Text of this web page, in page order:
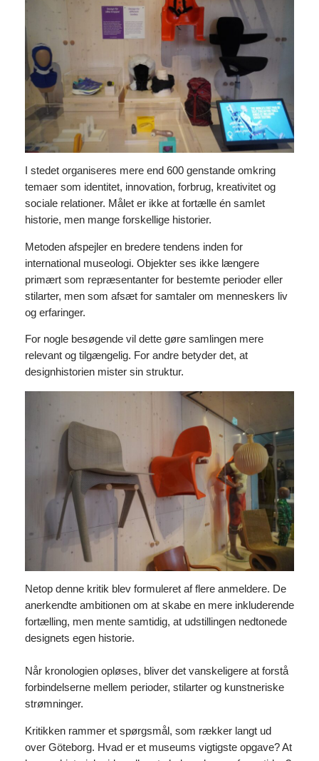
I stedet organiseres mere end 600 genstande omkring
temaer som identitet, innovation, forbrug, kreativitet og
sociale relationer. Målet er ikke at fortælle én samlet
historie, men mange forskellige historier.
Metoden afspejler en bredere tendens inden for
international museologi. Objekter ses ikke længere
primært som repræsentanter for bestemte perioder eller
stilarter, men som afsæt for samtaler om menneskers liv
og erfaringer.
For nogle besøgende vil dette gøre samlingen mere
relevant og tilgængelig. For andre betyder det, at
designhistorien mister sin struktur.
Netop denne kritik blev formuleret af flere anmeldere. De
anerkendte ambitionen om at skabe en mere inkluderende
fortælling, men mente samtidig, at udstillingen nedtonede
designets egen historie.
Når kronologien opløses, bliver det vanskeligere at forstå
forbindelserne mellem perioder, stilarter og kunstneriske
strømninger.
Kritikken rammer et spørgsmål, som rækker langt ud
over Göteborg. Hvad er et museums vigtigste opgave? At